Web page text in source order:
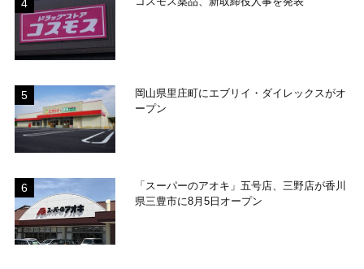
岡山県里庄町にエブリイ・ダイレックスがオ
ープン
「スーパーのアオキ」五号店、三野店が香川
県三豊市に8月5日オープン